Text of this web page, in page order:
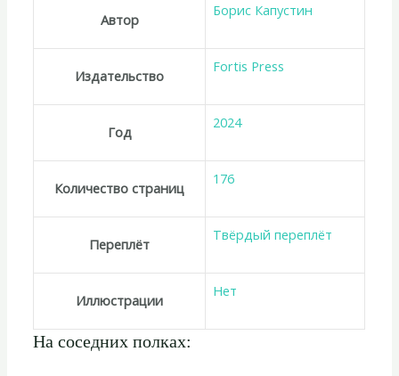
Автор
Борис Капустин
Издательство
Fortis Press
Год
2024
Количество страниц
176
Переплёт
Твёрдый переплёт
Иллюстрации
Нет
На соседних полках: